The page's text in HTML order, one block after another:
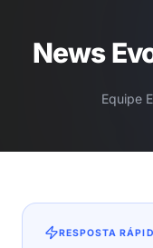
News
Equipe
RESPOSTA